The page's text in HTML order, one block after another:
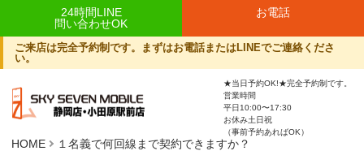
24時間LINE
問い合わせOK
お電話
ご来店は完全予約制です。まずはお電話またはLINEでご連絡くださ
い。
★当日予約OK!★完全予約制です。
営業時間
平日10:00〜17:30
お休み土日祝
（事前予約あればOK）
HOME １名義で何回線まで契約できますか？